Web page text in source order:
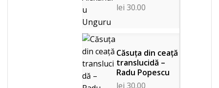
lei 30.00
Căsuța din ceață
translucidă –
Radu Popescu
lei 30.00